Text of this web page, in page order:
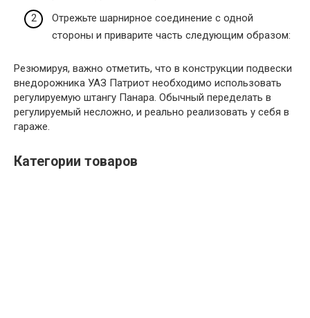
Отрежьте шарнирное соединение с одной
стороны и приварите часть следующим образом:
Резюмируя, важно отметить, что в конструкции подвески
внедорожника УАЗ Патриот необходимо использовать
регулируемую штангу Панара. Обычный переделать в
регулируемый несложно, и реально реализовать у себя в
гараже.
Категории товаров